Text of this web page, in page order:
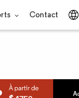
Contact